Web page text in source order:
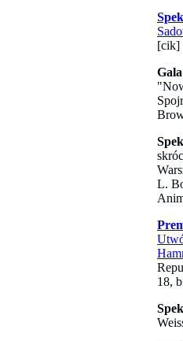
[cik]
Gala
L.
18,